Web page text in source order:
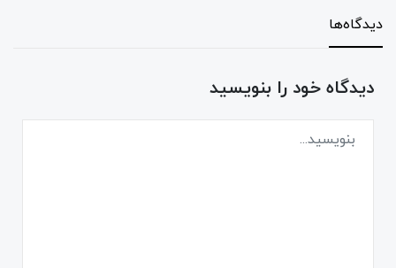
دیدگاه‌ها
دیدگاه خود را بنویسید